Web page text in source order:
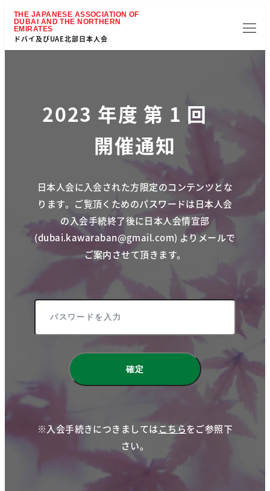
ドバイ及びUAE北部日本人会
2023 年度 第 1 回
開催通知
日本人会に入会された方限定のコンテンツとな
ります。 ご覧頂くためのパスワードは日本人会
の入会手続終了後に日本人会情宣部
(dubai.kawaraban@gmail.com) より メールで
ご案内させて頂きます。
※入会手続きにつきましてはこちらをご参照下
さい。